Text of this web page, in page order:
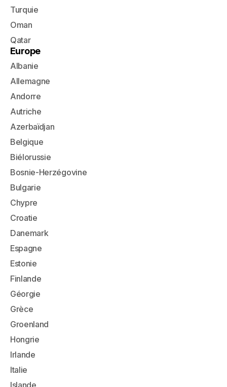
Turquie
Oman
Qatar
Europe
Albanie
Allemagne
Andorre
Autriche
Azerbaïdjan
Belgique
Biélorussie
Bosnie-Herzégovine
Bulgarie
Chypre
Croatie
Danemark
Espagne
Estonie
Finlande
Géorgie
Grèce
Groenland
Hongrie
Irlande
Italie
Islande